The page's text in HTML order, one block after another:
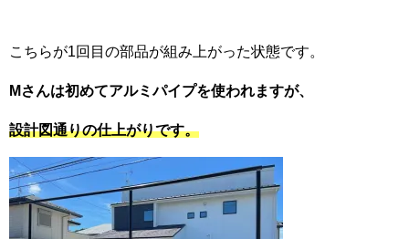
こちらが1回目の部品が組み上がった状態です。
Mさんは初めてアルミパイプを使われますが、
設計図通りの仕上がりです。